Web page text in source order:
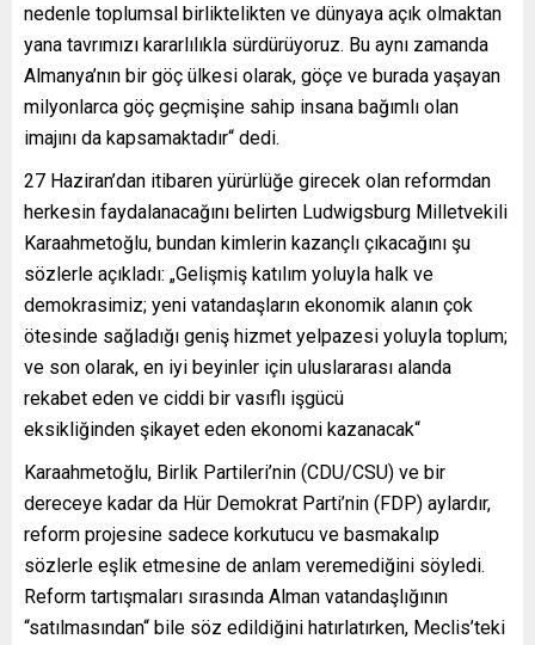
nedenle toplumsal birliktelikten ve dünyaya açık olmaktan
yana tavrımızı kararlılıkla sürdürüyoruz. Bu aynı zamanda
Almanya’nın bir göç ülkesi olarak, göçe ve burada yaşayan
milyonlarca göç geçmişine sahip insana bağımlı olan
imajını da kapsamaktadır“ dedi.
27 Haziran’dan itibaren yürürlüğe girecek olan reformdan
herkesin faydalanacağını belirten Ludwigsburg Milletvekili
Karaahmetoğlu, bundan kimlerin kazançlı çıkacağını şu
sözlerle açıkladı: „Gelişmiş katılım yoluyla halk ve
demokrasimiz; yeni vatandaşların ekonomik alanın çok
ötesinde sağladığı geniş hizmet yelpazesi yoluyla toplum;
ve son olarak, en iyi beyinler için uluslararası alanda
rekabet eden ve ciddi bir vasıflı işgücü
eksikliğinden şikayet eden ekonomi kazanacak“
Karaahmetoğlu, Birlik Partileri’nin (CDU/CSU) ve bir
dereceye kadar da Hür Demokrat Parti’nin (FDP) aylardır,
reform projesine sadece korkutucu ve basmakalıp
sözlerle eşlik etmesine de anlam veremediğini söyledi.
Reform tartışmaları sırasında Alman vatandaşlığının
“satılmasından“ bile söz edildiğini hatırlatırken, Meclis’teki